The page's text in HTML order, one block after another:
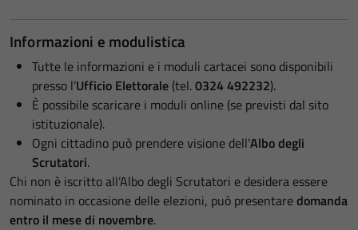
Informazioni e modulistica
Tutte le informazioni e i moduli cartacei sono disponibili
presso l’Ufficio Elettorale (tel.0324 492232).
È possibile scaricare i moduli online (se previsti dal sito
istituzionale).
Ogni cittadino può prendere visione dell’Albo degli
Scrutatori.
Chi non è iscritto all’Albo degli Scrutatori e desidera essere
nominato in occasione delle elezioni, può presentaredomanda
entro il mese di novembre.